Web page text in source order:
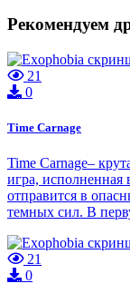
Рекомендуем
21
0
Time Carnage
Time Carnage–
игра, исполненная
отправится в
темных сил. В
21
0